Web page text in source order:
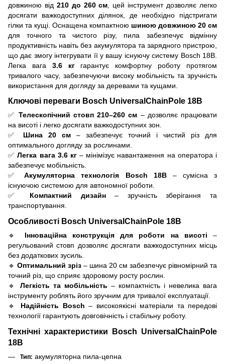
довжиною від 210 до 260 см , цей інструмент дозволяє легко
досягати важкодоступних ділянок, де необхідно підстригати
гілки та кущі. Оснащена компактною шиною довжиною 20 см
для точного та чистого різу, пила забезпечує відмінну
продуктивність навіть без акумулятора та зарядного пристрою,
що дає змогу інтегрувати її у вашу існуючу систему Bosch 18В.
Легка вага 3.6 кггарантує комфортну роботу протягом
тривалого часу, забезпечуючи високу мобільність та зручність
використання для догляду за деревами та кущами.
Ключові переваги Bosch UniversalChainPole 18В
✅ Телескопічний стовп 210–260 см – дозволяє працювати
на висоті і легко досягати важкодоступних зон.
✅
Шина 20 см – забезпечує точний і чистий різ для
оптимального догляду за рослинами.
✅ Легка вага 3.6 кг– мінімізує навантаження на оператора і
забезпечує мобільність.
✅
Акумуляторна технологія Bosch 18В– сумісна з
існуючою системою для автономної роботи.
✅
Компактний дизайн– зручність зберігання та
транспортування.
Особливості Bosch UniversalChainPole 18В
🔹 Інноваційна конструкція для роботи на висоті –
регульований стовп дозволяє досягати важкодоступних місць
без додаткових зусиль.
🔹 Оптимальний зріз – шина 20 см забезпечує рівномірний та
точний різ, що сприяє здоровому росту рослин.
🔹
Легкість та мобільність – компактність і невелика вага
інструменту роблять його зручним для тривалої експлуатації.
🔹
Надійність Bosch – високоякісні матеріали та передові
технології гарантують довговічність і стабільну роботу.
Технічні характеристики Bosch UniversalChainPole
18В
Тип: акумуляторна пила-цепна